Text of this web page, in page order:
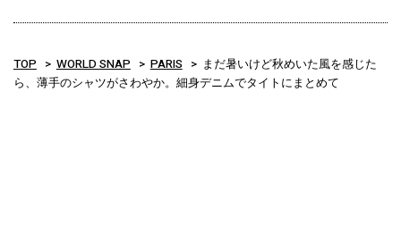
TOP WORLD SNAP PARIS
まだ暑いけど秋めいた風を感じた
ら、薄手のシャツがさわやか。細身デニムでタイトにまとめて